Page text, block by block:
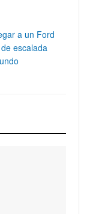
a un Ford
escalada